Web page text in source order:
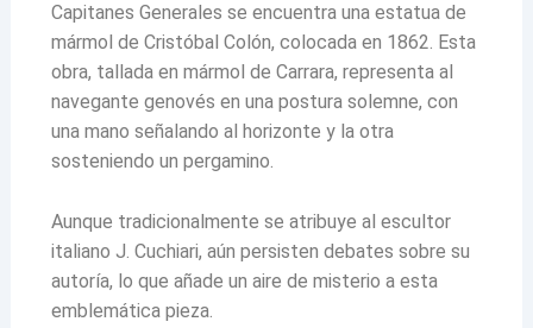
Capitanes Generales se encuentra una estatua de
mármol de Cristóbal Colón, colocada en 1862. Esta
obra, tallada en mármol de Carrara, representa al
navegante genovés en una postura solemne, con
una mano señalando al horizonte y la otra
sosteniendo un pergamino.
Aunque tradicionalmente se atribuye al escultor
italiano J. Cuchiari, aún persisten debates sobre su
autoría, lo que añade un aire de misterio a esta
emblemática pieza.